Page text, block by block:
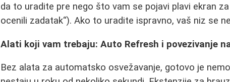
da to uradite pre nego što vam se pojavi plavi ekran
ocenili zadatak“). Ako to uradite ispravno, vaš niz se
Alati koji vam trebaju: Auto Refresh i povezivanje
Bez alata za automatsko osvežavanje, gotovo je